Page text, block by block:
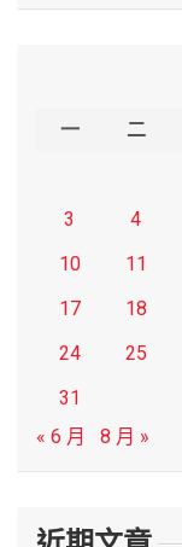
一 二
3
4
10
11
17
18
24
25
31
« 6 月
8 月 »